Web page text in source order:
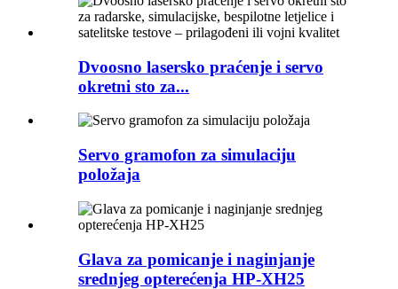
Dvoosno lasersko praćenje i servo
okretni sto za...
Servo gramofon za simulaciju
položaja
Glava za pomicanje i naginjanje
srednjeg opterećenja HP-XH25